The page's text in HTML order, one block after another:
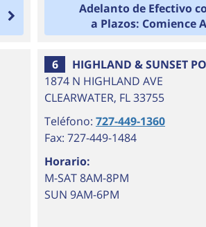
Adelanto de Efectivo
a Plazos: Comience
6
HIGHLAND & SUNSET
1874 N HIGHLAND AVE
CLEARWATER, FL33755
Teléfono:727-449-1360
Fax: 727-449-1484
Horario:
M-SAT 8AM-8PM
SUN 9AM-6PM